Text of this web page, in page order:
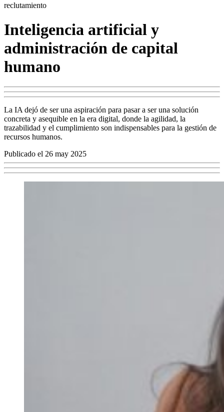
reclutamiento
Inteligencia artificial y
administración de capital
humano
La IA dejó de ser una aspiración para pasar a ser una solución
concreta y asequible en la era digital, donde la agilidad, la
trazabilidad y el cumplimiento son indispensables para la gestión de
recursos humanos.
Publicado el 26 may 2025